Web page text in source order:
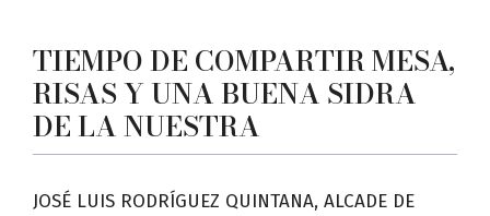
TIEMPO DE COMPARTIR MESA,
RISAS Y UNA BUENA SIDRA
DE LA NUESTRA
JOSÉ LUIS RODRÍGUEZ QUINTANA, ALCADE DE